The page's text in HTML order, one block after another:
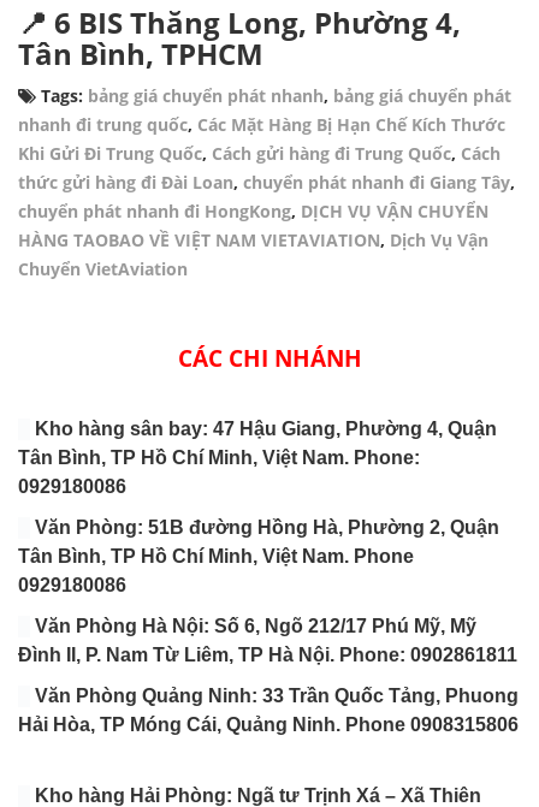
📍 6 BIS Thăng Long, Phường 4,
Tân Bình, TPHCM
Tags: bảng giá chuyển phát nhanh, bảng giá chuyển phát
nhanh đi trung quốc, Các Mặt Hàng Bị Hạn Chế Kích Thước
Khi Gửi Đi Trung Quốc, Cách gửi hàng đi Trung Quốc, Cách
thức gửi hàng đi Đài Loan, chuyển phát nhanh đi Giang Tây,
chuyển phát nhanh đi HongKong, DỊCH VỤ VẬN CHUYỂN
HÀNG TAOBAO VỀ VIỆT NAM VIETAVIATION, Dịch Vụ Vận
Chuyển VietAviation
CÁC CHI NHÁNH
Kho hàng sân bay: 47 Hậu Giang, Phường 4, Quận
Tân Bình, TP Hồ Chí Minh, Việt Nam. Phone:
0929180086
Văn Phòng: 51B đường Hồng Hà, Phường 2, Quận
Tân Bình, TP Hồ Chí Minh, Việt Nam. Phone
0929180086
Văn Phòng Hà Nội: Số 6, Ngõ 212/17 Phú Mỹ, Mỹ
Đình II, P. Nam Từ Liêm, TP Hà Nội. Phone: 0902861811
Văn Phòng Quảng Ninh: 33 Trần Quốc Tảng, Phuong
Hải Hòa, TP Móng Cái, Quảng Ninh. Phone 0908315806
Kho hàng Hải Phòng: Ngã tư Trịnh Xá – Xã Thiên